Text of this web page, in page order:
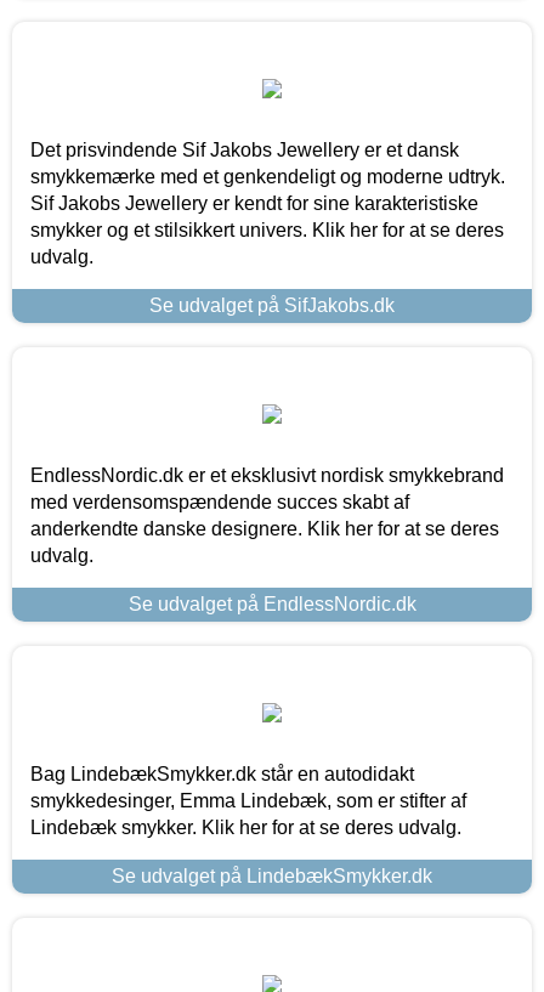
Det prisvindende Sif Jakobs Jewellery er et dansk
smykkemærke med et genkendeligt og moderne udtryk.
Sif Jakobs Jewellery er kendt for sine karakteristiske
smykker og et stilsikkert univers. Klik her for at se deres
udvalg.
Se udvalget på SifJakobs.dk
EndlessNordic.dk er et eksklusivt nordisk smykkebrand
med verdensomspændende succes skabt af
anderkendte danske designere. Klik her for at se deres
udvalg.
Se udvalget på EndlessNordic.dk
Bag LindebækSmykker.dk står en autodidakt
smykkedesinger, Emma Lindebæk, som er stifter af
Lindebæk smykker. Klik her for at se deres udvalg.
Se udvalget på LindebækSmykker.dk